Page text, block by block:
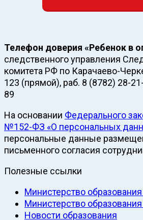
Телефон доверия «Ребенок в
следственного управления
комитета РФ по Карачаево-
123 (прямой), раб. 8 (8782) 28-
89
На основании Федерального
№152-ФЗ «О персональных
персональные данные
письменного согласия
Полезные ссылки
Министерство
Министерство
Новости образования